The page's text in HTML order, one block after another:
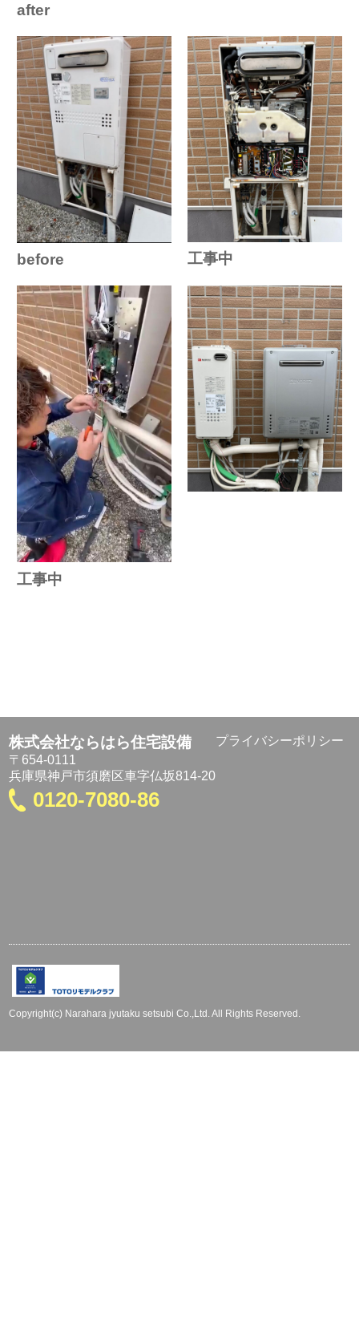
after
before 工事中
工事中
株式会社ならはら住宅設備
〒654-0111
兵庫県神戸市須磨区車字仏坂814-20
0120-7080-86
プライバシーポリシー
Copyright(c) Narahara jyutaku setsubi Co.,Ltd. All Rights Reserved.